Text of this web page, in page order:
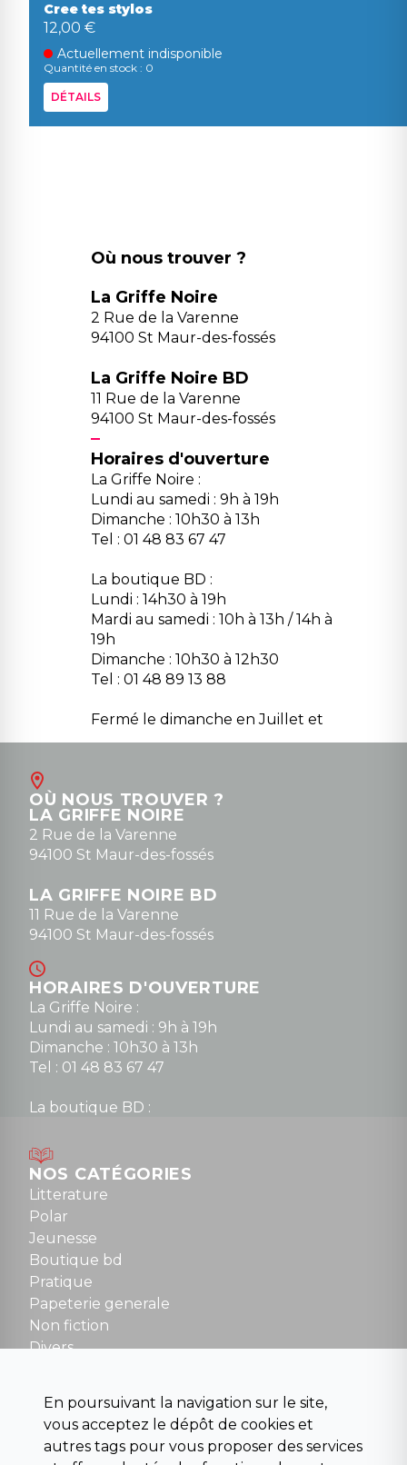
Cree tes stylos
12,00 €
Actuellement indisponible
Quantité en stock : 0
DÉTAILS
Où nous trouver ?
La Griffe Noire
2 Rue de la Varenne
94100 St Maur-des-fossés
La Griffe Noire BD
11 Rue de la Varenne
94100 St Maur-des-fossés
Horaires d'ouverture
La Griffe Noire :
Lundi au samedi : 9h à 19h
Dimanche : 10h30 à 13h
Tel : 01 48 83 67 47
La boutique BD :
Lundi : 14h30 à 19h
Mardi au samedi : 10h à 13h / 14h à
19h
Dimanche : 10h30 à 12h30
Tel : 01 48 89 13 88
Fermé le dimanche en Juillet et
Août
contact@la-griffe-noire.com
0148836747
OÙ NOUS TROUVER ?
LA GRIFFE NOIRE
2 Rue de la Varenne
94100 St Maur-des-fossés
LA GRIFFE NOIRE BD
11 Rue de la Varenne
94100 St Maur-des-fossés
HORAIRES D'OUVERTURE
La Griffe Noire :
Lundi au samedi : 9h à 19h
Dimanche : 10h30 à 13h
Tel : 01 48 83 67 47
La boutique BD :
Mardi au samedi : 10h à 13h / 14h à 19h
Dimanche : 10h30 à 12h30
Tel : 01 48 89 13 88
Fermé le dimanche en Juillet et Août
NOUS CONTACTER
contact@la-griffe-noire.com
NOS CATÉGORIES
Litterature
Polar
Jeunesse
Boutique bd
Pratique
Papeterie generale
Non fiction
Divers
Para scolaire
Histoire
Pochoteque
En poursuivant la navigation sur le site,
vous acceptez le dépôt de cookies et
autres tags pour vous proposer des services